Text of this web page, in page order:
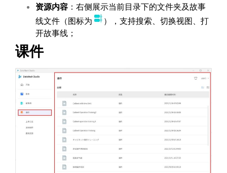
资源内容 ：右侧展示当前目录下的文件夹及故事
线文件（图标为
），支持搜索、切换视图、打
开故事线；
课件